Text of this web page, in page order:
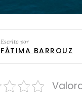
Escrito por
FÁTIMA BARROUZ